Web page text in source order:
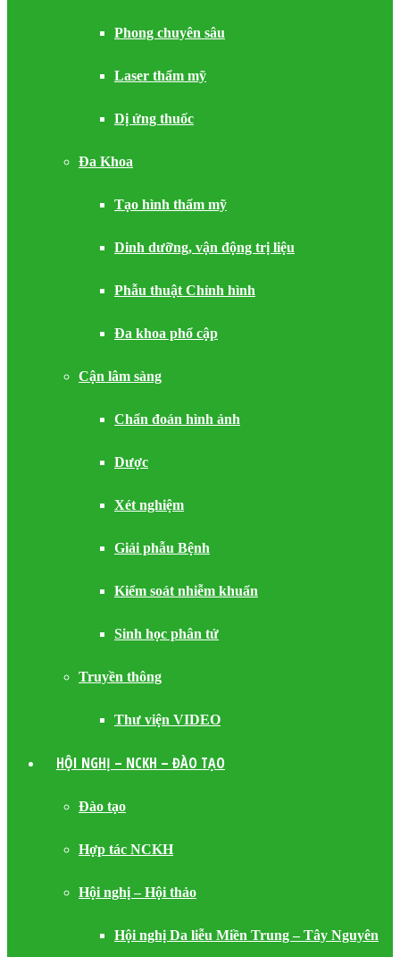
Phong chuyên sâu
Laser thẩm mỹ
Dị ứng thuốc
Đa Khoa
Tạo hình thẩm mỹ
Dinh dưỡng, vận động trị liệu
Phẫu thuật Chỉnh hình
Đa khoa phổ cập
Cận lâm sàng
Chẩn đoán hình ảnh
Dược
Xét nghiệm
Giải phẫu Bệnh
Kiểm soát nhiễm khuẩn
Sinh học phân tử
Truyền thông
Thư viện VIDEO
HỘI NGHỊ – NCKH – ĐÀO TẠO
Đào tạo
Hợp tác NCKH
Hội nghị – Hội thảo
Hội nghị Da liễu Miền Trung – Tây Nguyên